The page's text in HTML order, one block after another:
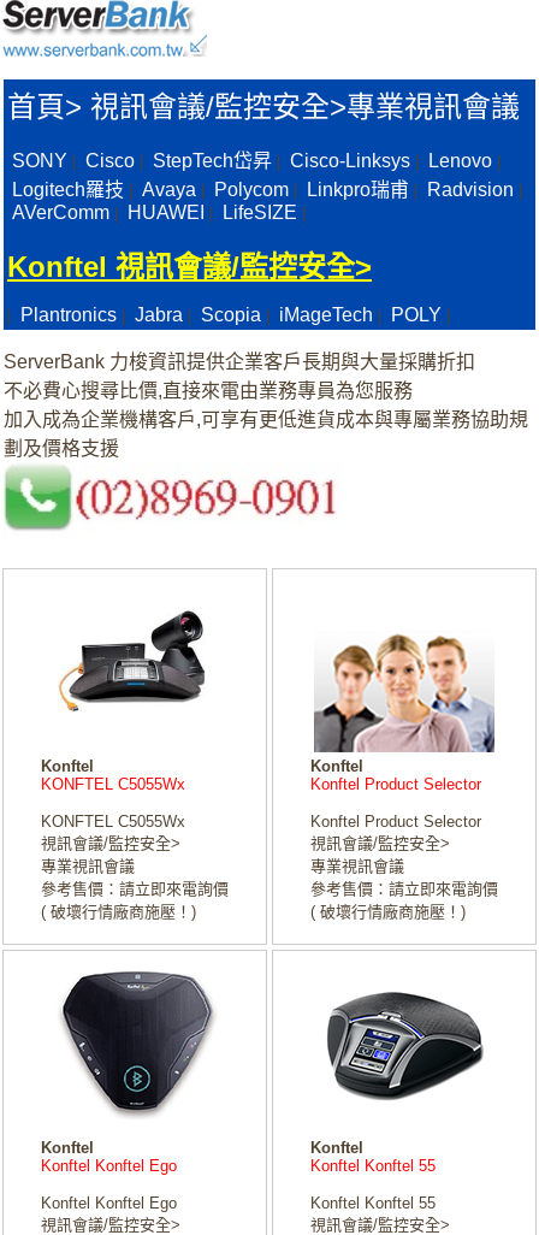
首頁> 視訊會議/監控安全>專業視訊會議
SONY Cisco StepTech岱昇 Cisco-Linksys Lenovo
Logitech羅技 Avaya Polycom Linkpro瑞甫 Radvision
AVerComm HUAWEI LifeSIZE
Konftel 視訊會議/監控安全>
Plantronics Jabra Scopia iMageTech POLY
ServerBank 力梭資訊提供企業客戶長期與大量採購折扣
不必費心搜尋比價,直接來電由業務專員為您服務
加入成為企業機構客戶,可享有更低進貨成本與專屬業務協助規
劃及價格支援
Konftel
KONFTEL C5055Wx
KONFTEL C5055Wx
視訊會議/監控安全>
專業視訊會議
參考售價：請立即來電詢價
( 破壞行情廠商施壓！)
Konftel
Konftel Product Selector
Konftel Product Selector
視訊會議/監控安全>
專業視訊會議
參考售價：請立即來電詢價
( 破壞行情廠商施壓！)
Konftel
Konftel Konftel Ego
Konftel Konftel Ego
視訊會議/監控安全>
Konftel
Konftel Konftel 55
Konftel Konftel 55
視訊會議/監控安全>